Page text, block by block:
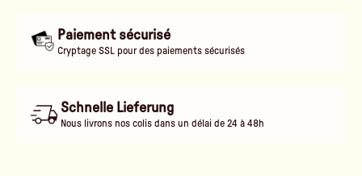
Paiement sécurisé
Cryptage SSL pour des paiements sécurisés
Schnelle Lieferung
Nous livrons nos colis dans un délai de 24 à 48h